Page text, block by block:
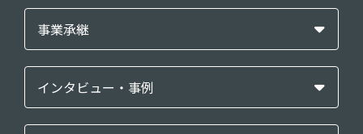
事業承継
インタビュー・事例